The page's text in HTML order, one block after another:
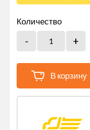
Количество
В корзину